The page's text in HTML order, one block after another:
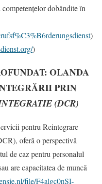
dobândite în
)
)
OLANDA
PRIN
(DCR)
pentru Reintegrare
oferă o perspectivă
de caz pentru personalul
are capacitatea de muncă
file/F4algc0nSI-